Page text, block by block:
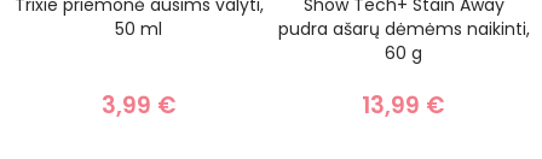
50 ml
3,99 €
pudra ašarų dėmėms naikinti,
60 g
13,99 €